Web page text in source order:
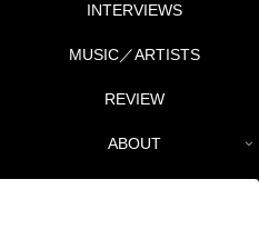
INTERVIEWS
MUSIC／ARTISTS
REVIEW
ABOUT